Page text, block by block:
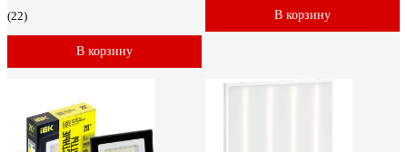
(22)
В корзину
В корзину